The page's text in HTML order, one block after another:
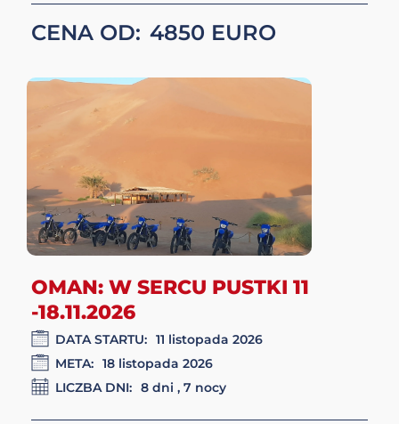
BHUTAN – OSTATNIE
KRÓLESTWO HIMALAJÓW 6-
DATA STARTU:
6 listopada 2026
META: 14 listopada 2026
LICZBA DNI: 9 dni / 8 nocy